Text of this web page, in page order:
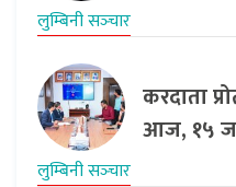
लुम्बिनी सञ्‍चार
करदाता
आज, १५
लुम्बिनी सञ्‍चार